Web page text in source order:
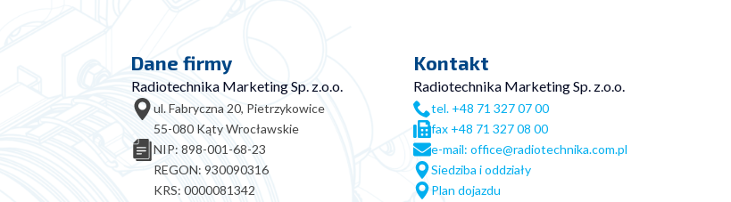
Dane firmy
Radiotechnika Marketing Sp. z.o.o.
ul. Fabryczna 20, Pietrzykowice
55-080 Kąty Wrocławskie
NIP: 898-001-68-23
REGON: 930090316
KRS: 0000081342
Kontakt
Radiotechnika Marketing Sp. z.o.o.
tel. +48 71 327 07 00
fax +48 71 327 08 00
e-mail: office@radiotechnika.com.pl
Siedziba i oddziały
Plan dojazdu